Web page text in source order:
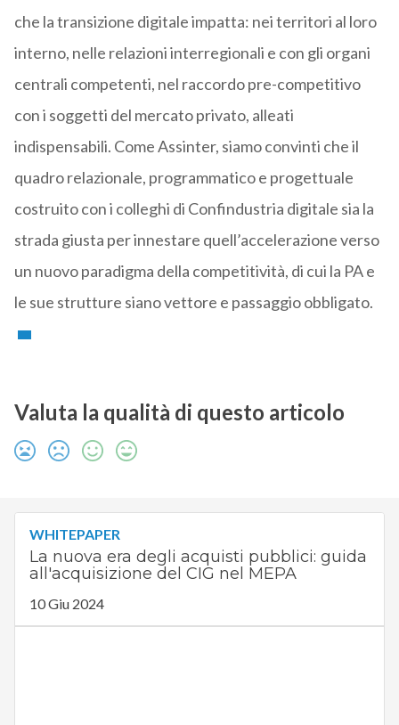
che la transizione digitale impatta: nei territori al loro
interno, nelle relazioni interregionali e con gli organi
centrali competenti, nel raccordo pre-competitivo
con i soggetti del mercato privato, alleati
indispensabili. Come Assinter, siamo convinti che il
quadro relazionale, programmatico e progettuale
costruito con i colleghi di Confindustria digitale sia la
strada giusta per innestare quell’accelerazione verso
un nuovo paradigma della competitività, di cui la PA e
le sue strutture siano vettore e passaggio obbligato.
Valuta la qualità di questo articolo
WHITEPAPER
La nuova era degli acquisti pubblici: guida
all'acquisizione del CIG nel MEPA
10 Giu 2024